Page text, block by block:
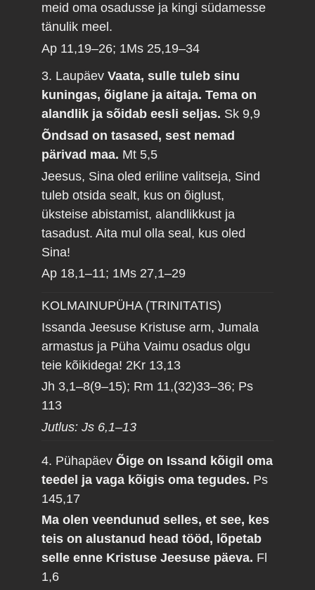
meid oma osadusse ja kingi südamesse
tänulik meel.
Ap 11,19–26; 1Ms 25,19–34
3. LaupäevVaata, sulle tuleb sinu
kuningas, õiglane ja aitaja. Tema on
alandlik ja sõidab eesli seljas. Sk 9,9
Õndsad on tasased, sest nemad
pärivad maa. Mt 5,5
Jeesus, Sina oled eriline valitseja, Sind
tuleb otsida sealt, kus on õiglust,
üksteise abistamist, alandlikkust ja
tasadust. Aita mul olla seal, kus oled
Sina!
Ap 18,1–11; 1Ms 27,1–29
KOLMAINUPÜHA (TRINITATIS)
Issanda Jeesuse Kristuse arm, Jumala
armastus ja Püha Vaimu osadus olgu
teie kõikidega! 2Kr 13,13
Jh 3,1–8(9–15); Rm 11,(32)33–36; Ps
113
Jutlus: Js 6,1–13
4. PühapäevÕige on Issand kõigil oma
teedel ja vaga kõigis oma tegudes. Ps
145,17
Ma olen veendunud selles, et see, kes
teis on alustanud head tööd, lõpetab
selle enne Kristuse Jeesuse päeva. Fl
1,6